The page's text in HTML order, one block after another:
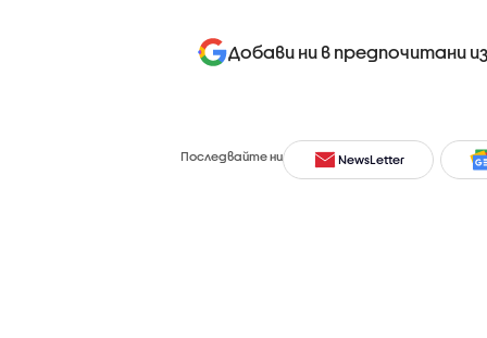
Добави ни в предпочитани
Последвайте ни NewsLetter